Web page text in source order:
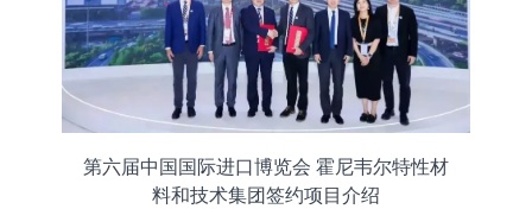
第六届中国国际进口博览会 霍尼韦尔特性材
料和技术集团签约项目介绍